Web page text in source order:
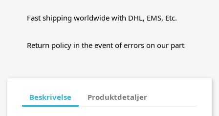
Fast shipping worldwide with DHL, EMS, Etc.
Return policy in the event of errors on our part
Beskrivelse Produktdetaljer